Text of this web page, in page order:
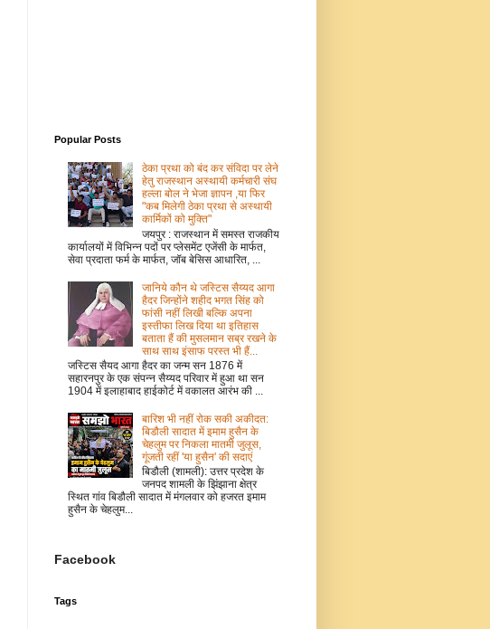
Popular Posts
ठेका प्रथा को बंद कर संविदा पर लेने
हेतु राजस्थान अस्थायी कर्मचारी संघ
हल्ला बोल ने भेजा ज्ञापन ,या फिर
"कब मिलेगी ठेका प्रथा से अस्थायी
कार्मिकों को मुक्ति"
जयपुर : राजस्थान में समस्त राजकीय
कार्यालयों में विभिन्न पदों पर प्लेसमेंट एजेंसी के मार्फत,
सेवा प्रदाता फर्म के मार्फत, जॉब बेसिस आधारित, ...
जानिये कौन थे जस्टिस सैय्यद आगा
हैदर जिन्होंने शहीद भगत सिंह को
फांसी नहीं लिखी बल्कि अपना
इस्तीफा लिख दिया था इतिहास
बताता हैं की मुसलमान सब्र रखने के
साथ साथ इंसाफ परस्त भी हैं...
जस्टिस सैयद आगा हैदर का जन्म सन 1876 में
सहारनपुर के एक संपन्न सैय्यद परिवार में हुआ था सन
1904 में इलाहाबाद हाईकोर्ट में वकालत आरंभ की ...
बारिश भी नहीं रोक सकी अकीदत:
बिडौली सादात में इमाम हुसैन के
चेहलुम पर निकला मातमी जुलूस,
गूंजती रहीं 'या हुसैन' की सदाएं
बिडौली (शामली): उत्तर प्रदेश के
जनपद शामली के झिंझाना क्षेत्र
स्थित गांव बिडौली सादात में मंगलवार को हजरत इमाम
हुसैन के चेहलुम...
Facebook
Tags